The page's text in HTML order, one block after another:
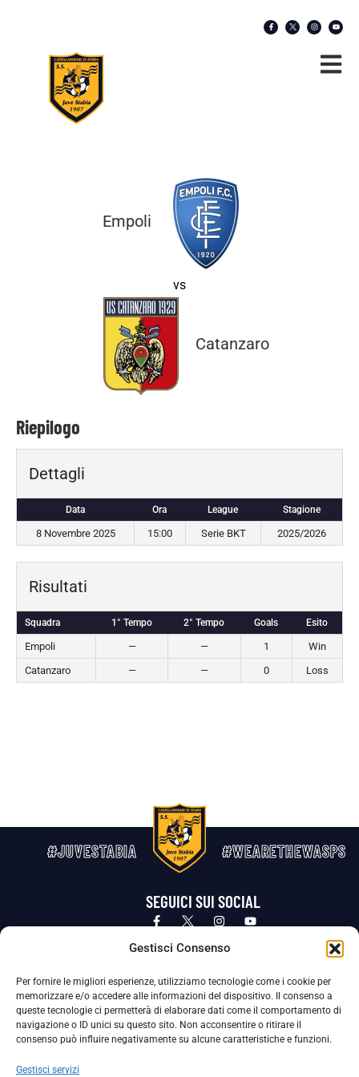
Gestisci Consenso
Per fornire le migliori esperienze, utilizziamo tecnologie come i cookie per
memorizzare e/o accedere alle informazioni del dispositivo. Il consenso a
queste tecnologie ci permetterà di elaborare dati come il comportamento di
navigazione o ID unici su questo sito. Non acconsentire o ritirare il
consenso può influire negativamente su alcune caratteristiche e funzioni.
Gestisci servizi
Empoli
vs
Catanzaro
Riepilogo
Dettagli
Data Ora League Stagione
8 Novembre 2025 15:00 Serie BKT 2025/2026
Risultati
Squadra 1° Tempo 2° Tempo Goals Esito
Empoli — — 1
Win
Catanzaro
— — 0 Loss
#JUVESTABIA #WEARETHEWASPS
SEGUICI SUI SOCIAL
Privacy Policy Cookie Policy
La Società ha nominato il Responsabile della Protezione dei Dati Personali (DPO), figura specializzata che vigila sulle modalità
adottate dalla nostra Società per tutelare i Suoi dati personali.
Per contattare il DPO può scrivere a